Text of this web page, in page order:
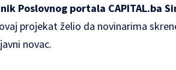
Poslovnog portala CAPITAL.ba
projekat želio da novinarima
novac.